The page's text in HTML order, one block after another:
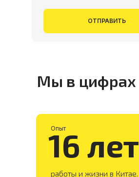
ОТПРАВИТЬ
Мы в цифрах
работы и жизни в Китае.
16 лет
Опыт